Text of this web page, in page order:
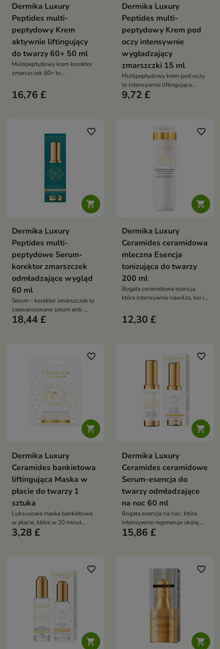
Dermika Luxury
Peptides multi-
peptydowy Krem
aktywnie liftingujący
do twarzy 60+ 50 ml
Multipeptydowy krem korektor
zmarszczek 60+ to
liftingująca, która poprawia
jędrność skóry, redukuje
16,76 £
Dermika Luxury
Peptides multi-
peptydowy Krem pod
oczy intensywnie
wygładzający
zmarszczki 15 ml
Multipeptydowy krem pod oczy
to intensywnie liftingująca
pielęgnacja, która wygładza
9,72 £

favorite_border
Dermika Luxury
Peptides multi-
peptydowe Serum-
korektor zmarszczek
odmładzające wygląd
60 ml
Serum – korektor zmarszczek to
zaawansowane serum anti-
aging, które poprawia jędrność
18,44 £

favorite_border
Dermika Luxury
Ceramides ceramidowa
mleczna Esencja
tonizująca do twarzy
200 ml
Bogata ceramidowa esencja,
która intensywnie nawilża, koi i
ją do dalszej pielęgnacji
12,30 £

favorite_border
Dermika Luxury
Ceramides bankietowa
liftingująca Maska w
płacie do twarzy 1
sztuka
Luksusowa maska bankietowa
w płacie, która w 20 minut
wyraźnie napina, wygładza i
3,28 £

favorite_border
Dermika Luxury
Ceramides ceramidowe
Serum-esencja do
twarzy odmładzające
na noc 60 ml
Bogata esencja na noc, która
intensywnie regeneruje skórę,
wzmacnia barierę ochronną i
15,86 £

favorite_border

favorite_border